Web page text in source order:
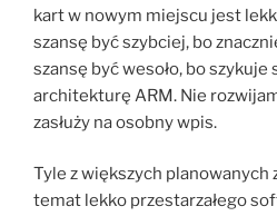
kart w nowym miejscu jest
szansę być szybciej, bo
szansę być wesoło, bo szykuje
architekturę ARM. Nie
zasłuży na osobny wpis.
Tyle z większych planowanych
temat lekko przestarzałego